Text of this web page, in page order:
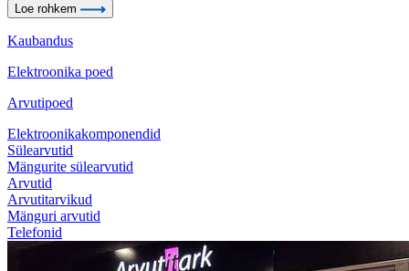
Loe rohkem
Kaubandus
Elektroonika poed
Arvutipoed
Elektroonikakomponendid
Sülearvutid
Mängurite sülearvutid
Arvutid
Arvutitarvikud
Mänguri arvutid
Telefonid